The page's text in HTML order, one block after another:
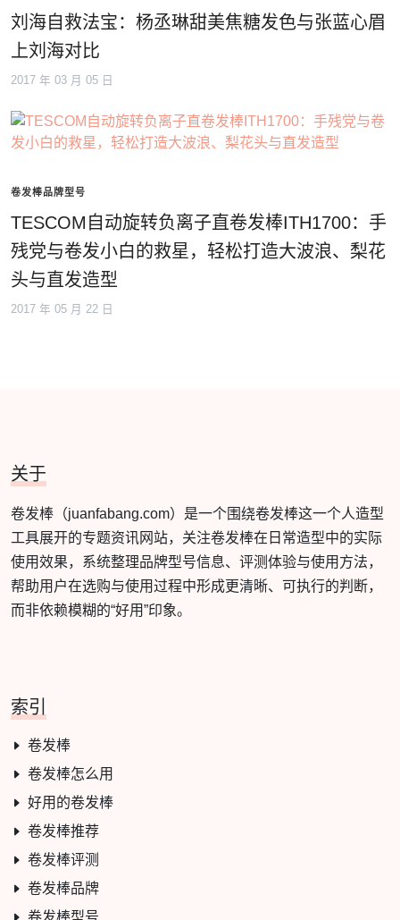
刘海自救法宝：杨丞琳甜美焦糖发色与张蓝心眉
上刘海对比
2017 年 03 月 05 日
卷发棒品牌型号
TESCOM自动旋转负离子直卷发棒ITH1700：手
残党与卷发小白的救星，轻松打造大波浪、梨花
头与直发造型
2017 年 05 月 22 日
关于
卷发棒（juanfabang.com）是一个围绕卷发棒这一个人造型
工具展开的专题资讯网站，关注卷发棒在日常造型中的实际
使用效果，系统整理品牌型号信息、评测体验与使用方法，
帮助用户在选购与使用过程中形成更清晰、可执行的判断，
而非依赖模糊的“好用”印象。
索引
卷发棒
卷发棒怎么用
好用的卷发棒
卷发棒推荐
卷发棒评测
卷发棒品牌
卷发棒型号